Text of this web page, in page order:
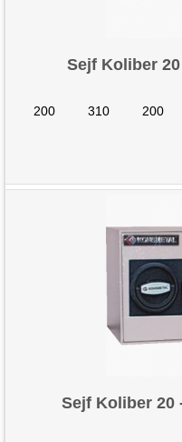
Sejf Koliber
200 310 200
Sejf Koliber 20